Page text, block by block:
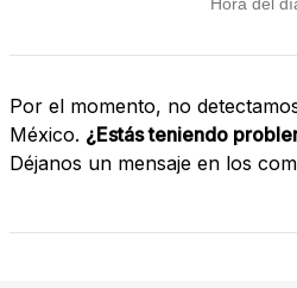
Por el momento, no
México. ¿Estás teniendo
Déjanos un mensaje en los